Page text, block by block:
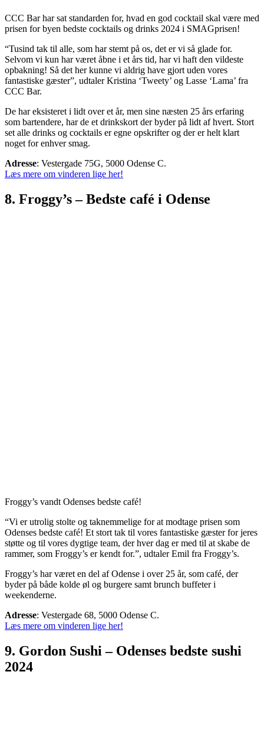
CCC Bar har sat standarden for, hvad en god cocktail skal være med
prisen for byen bedste cocktails og drinks 2024 i SMAGprisen!
“Tusind tak til alle, som har stemt på os, det er vi så glade for.
Selvom vi kun har været åbne i et års tid, har vi haft den vildeste
opbakning! Så det her kunne vi aldrig have gjort uden vores
fantastiske gæster”, udtaler Kristina ‘Tweety’ og Lasse ‘Lama’ fra
CCC Bar.
De har eksisteret i lidt over et år, men sine næsten 25 års erfaring
som bartendere, har de et drinkskort der byder på lidt af hvert. Stort
set alle drinks og cocktails er egne opskrifter og der er helt klart
noget for enhver smag.
Adresse: Vestergade 75G, 5000 Odense C.
Læs mere om vinderen lige her!
8. Froggy’s – Bedste café i Odense
Froggy’s vandt Odenses bedste café!
“Vi er utrolig stolte og taknemmelige for at modtage prisen som
Odenses bedste café! Et stort tak til vores fantastiske gæster for jeres
støtte og til vores dygtige team, der hver dag er med til at skabe de
rammer, som Froggy’s er kendt for.”, udtaler Emil fra Froggy’s.
Froggy’s har været en del af Odense i over 25 år, som café, der
byder på både kolde øl og burgere samt brunch buffeter i
weekenderne.
Adresse: Vestergade 68, 5000 Odense C.
Læs mere om vinderen lige her!
9. Gordon Sushi – Odenses bedste sushi
2024